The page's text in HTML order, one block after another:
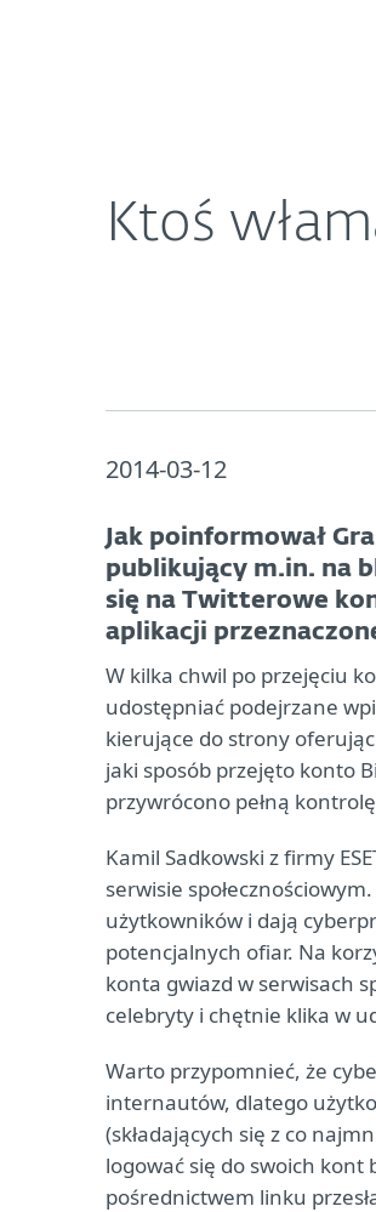
Ktoś
2014-03-12
Jak poinformował
publikujący m.in. na
się na Twitterowe
aplikacji
W kilka chwil po przejęciu
udostępniać podejrzane
kierujące do strony
jaki sposób przejęto konto
przywrócono pełną
Kamil Sadkowski z firmy
serwisie
użytkowników i dają
potencjalnych ofiar. Na
konta gwiazd w serwisach
celebryty i chętnie klika w
Warto przypomnieć, że
internautów, dlatego
(składających się z co
logować się do swoich
pośrednictwem linku